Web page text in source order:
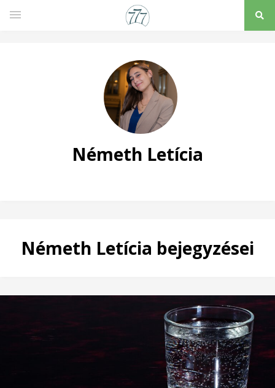
Németh Letícia
Németh Letícia bejegyzései